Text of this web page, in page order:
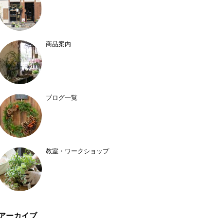
商品案内
ブログ一覧
教室・ワークショップ
ーカイブ